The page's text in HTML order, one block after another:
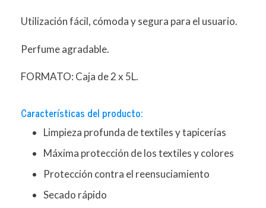
Utilización fácil, cómoda y segura para el usuario.
Perfume agradable.
FORMATO: Caja de 2 x 5L.
Características del producto:
Limpieza profunda de textiles y tapicerías
Máxima protección de los textiles y colores
Protección contra el reensuciamiento
Secado rápido